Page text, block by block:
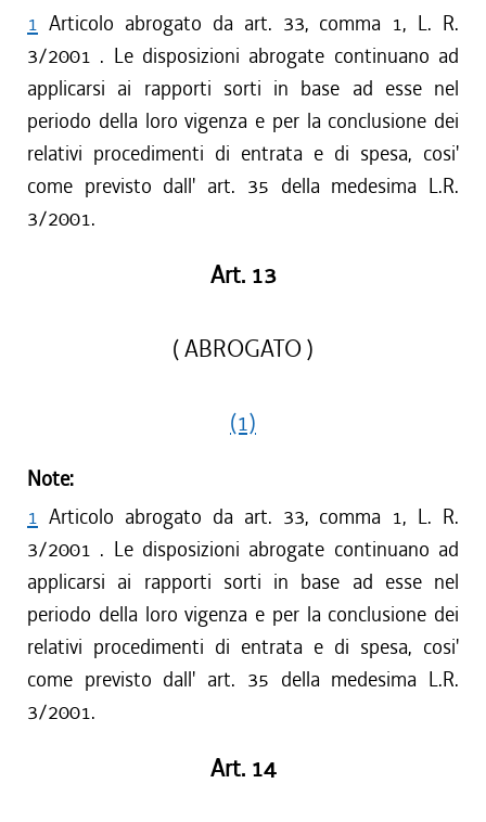
1 Articolo abrogato da art. 33, comma 1, L. R.
3/2001 . Le disposizioni abrogate continuano ad
applicarsi ai rapporti sorti in base ad esse nel
periodo della loro vigenza e per la conclusione dei
relativi procedimenti di entrata e di spesa, cosi'
come previsto dall' art. 35 della medesima L.R.
3/2001.
Art. 13
( ABROGATO )
(1)
Note:
1 Articolo abrogato da art. 33, comma 1, L. R.
3/2001 . Le disposizioni abrogate continuano ad
applicarsi ai rapporti sorti in base ad esse nel
periodo della loro vigenza e per la conclusione dei
relativi procedimenti di entrata e di spesa, cosi'
come previsto dall' art. 35 della medesima L.R.
3/2001.
Art. 14